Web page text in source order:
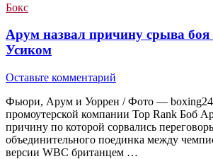
Бокс
Арум назвал причину срыва
Усиком
Оставьте комментарий
Фьюри, Арум и Уоррен / Фото —
промоутерской компании Top Rank Боб
причину по которой сорвались
объединительного поединка между
версии WBC британцем …